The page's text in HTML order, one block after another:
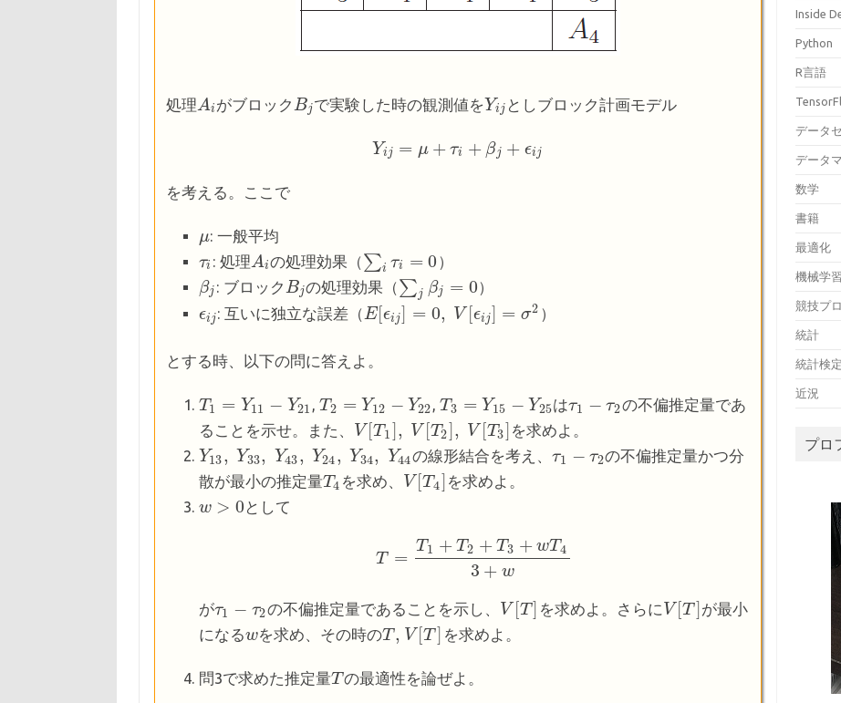
処理Ai
Ai がブロック Bj
Bj で実験した時の観測値を Yij
Yij としブロック計画モデル
Yij = μ + τi + βj + ϵij
Yij= μ+ τi+βj +ϵ j
を考える。ここで
μ
μ : 一般平均
τi
τi : 処理Ai
Ai の処理効果（∑i τi = 0
∑ τi =0
）
βj
βj : ブロック Bj
Bj の処理効果（∑j βj = 0
∑ βj =0
）
ϵij
ϵij : 互いに独立な誤差（E[ϵij] = 0, V [ϵij] = σ2
E[ϵij]= 0, V [ϵi =σ2 ）
とする時、以下の問に答えよ。
T1 = Y11 − Y21
T1 =Y11−Y 21 , T2 = Y12 − Y22
T2 =Y12−Y 22 ,T3 = Y15 − Y25
T3 =Y15−Y 25 はτ1 − τ2
τ1 −τ 2
の不偏推定量であ
ることを示せ。また、
V [T1], V [T2], V [T3]
V[ T1] V T 2], V [T 3]
を求めよ。
Y13, Y33, Y43, Y24, Y34, Y44
Y13, Y33, Y 43, Y 24, Y34, Y44 の線形結合を考え、 τ1 − τ2
τ1 −τ2
の不偏推定量かつ分
散が最小の推定量T4
T4 を求め、 V [T4]
V[ T4]
を求めよ。
w > 0
w>0 として
T =
T1 + T2 + T3 + wT4
3 + w
T=T1 +T2+T3+wT43+w
がτ1 − τ2
τ1 −τ 2 の不偏推定量であることを示し、 V [T ]
V[ T] を求めよ。さらに V [T]
V[ T]
が最小
になるw
wを求め、その時のT , V [T]
T,V [T を求めよ。
問3で求めた推定量T
T の最適性を論ぜよ。
Inside
Python
R言語
データ
データ
数学
書籍
最適化
機械学習
競技プ
統計
統計検定
近況
プロ